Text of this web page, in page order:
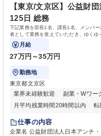
【東京/文京区】公益財
125日 総務
下記業務を部長1名、課長1名、メンバ
者として業務を覚えていただき、ゆくゆ
躍いただくことを期待しています。
月給
27万円～35万円
勤務地
東京都文京区
業界未経験歓迎
副業・Wワー
月平均残業時間20時間以内
転
賞与あり
育休あり
食事補助あり
仕事の内容
企業名 公益財団法人日本アンチ・ドーピング機